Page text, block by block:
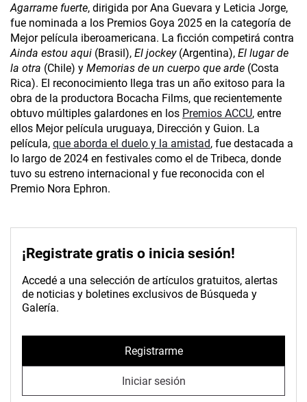
Agarrame fuerte, dirigida por Ana Guevara y Leticia Jorge,
fue nominada a los Premios Goya 2025 en la categoría de
Mejor película iberoamericana. La ficción competirá contra
Ainda estou aqui (Brasil), El jockey (Argentina), El lugar de
la otra (Chile) y Memorias de un cuerpo que arde (Costa
Rica). El reconocimiento llega tras un año exitoso para la
obra de la productora Bocacha Films, que recientemente
obtuvo múltiples galardones en los Premios ACCU, entre
ellos Mejor película uruguaya, Dirección y Guion. La
película, que aborda el duelo y la amistad, fue destacada a
lo largo de 2024 en festivales como el de Tribeca, donde
tuvo su estreno internacional y fue reconocida con el
Premio Nora Ephron.
¡Registrate gratis o inicia sesión!
Accedé a una selección de artículos gratuitos, alertas
de noticias y boletines exclusivos de Búsqueda y
Galería.
Registrarme
Iniciar sesión